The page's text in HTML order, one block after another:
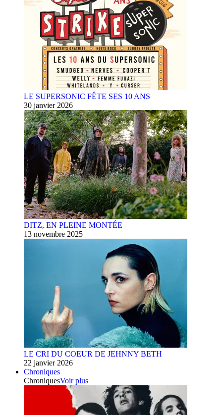
LE SUPERSONIC FÊTE SES 10 ANS
30 janvier 2026
DITZ, EN PLEINE MONTÉE
13 novembre 2025
LE CRI DU COEUR DE JEHNNY BETH
22 janvier 2026
Chroniques
ChroniquesVoir plus